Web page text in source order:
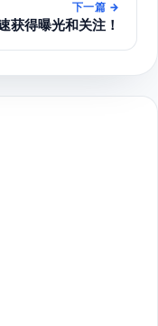
下一篇 →
获得曝光和关注！